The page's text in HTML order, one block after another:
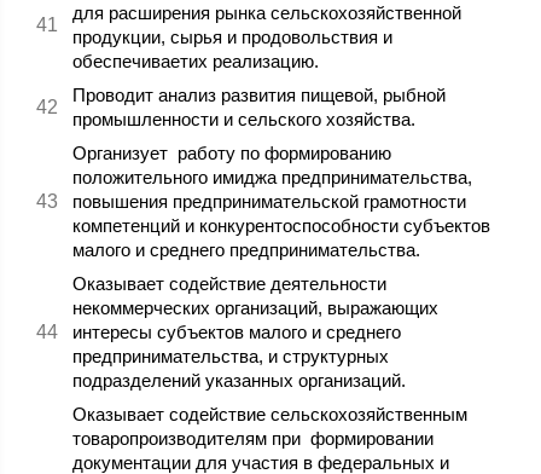
для расширения рынка сельскохозяйственной
продукции, сырья и продовольствия и
обеспечиваетих реализацию.
Проводит анализ развития пищевой, рыбной
промышленности и сельского хозяйства.
Организует работу по формированию
положительного имиджа предпринимательства,
повышения предпринимательской грамотности
компетенций и конкурентоспособности субъектов
малого и среднего предпринимательства.
Оказывает содействие деятельности
некоммерческих организаций, выражающих
интересы субъектов малого и среднего
предпринимательства, и структурных
подразделений указанных организаций.
Оказывает содействие сельскохозяйственным
товаропроизводителям при формировании
документации для участия в федеральных и